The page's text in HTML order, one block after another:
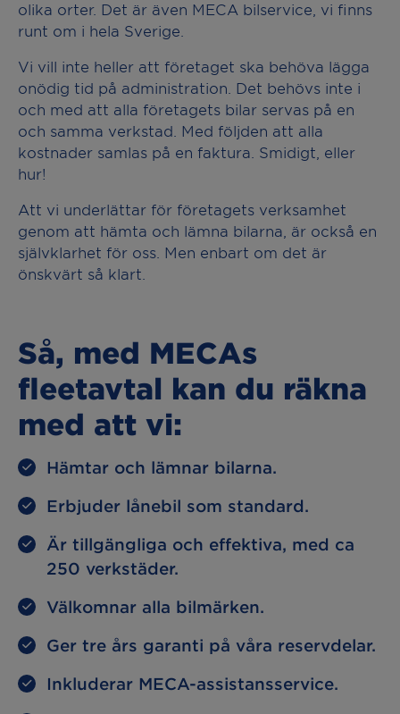
olika orter. Det är även MECA bilservice, vi finns
runt om i hela Sverige.
Vi vill inte heller att företaget ska behöva lägga
onödig tid på administration. Det behövs inte i
och med att alla företagets bilar servas på en
och samma verkstad. Med följden att alla
kostnader samlas på en faktura. Smidigt, eller
hur!
Att vi underlättar för företagets verksamhet
genom att hämta och lämna bilarna, är också en
självklarhet för oss. Men enbart om det är
önskvärt så klart.
Så, med MECAs
fleetavtal kan du räkna
med att vi:
Hämtar och lämnar bilarna.
Erbjuder lånebil som standard.
Är tillgängliga och effektiva, med ca
250 verkstäder.
Välkomnar alla bilmärken.
Ger tre års garanti på våra reservdelar.
Inkluderar MECA-assistansservice.